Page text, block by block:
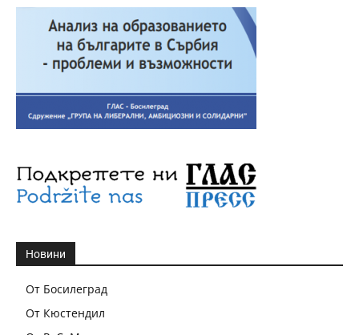
Новини
От Босилеград
От Кюстендил